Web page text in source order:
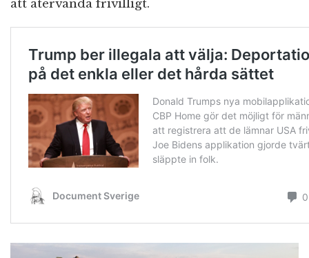
att återvända frivilligt.